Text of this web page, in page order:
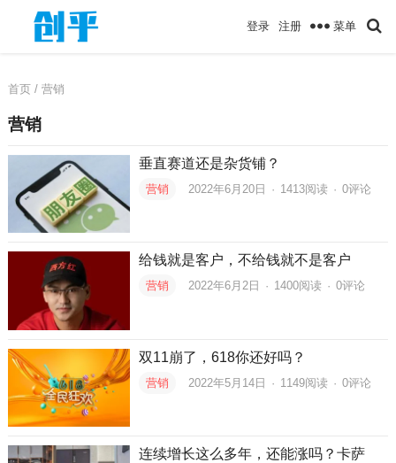
登录 注册 菜单
首页/ 营销
营销
垂直赛道还是杂货铺？
营销 2022年6月20日 · 1413阅读 · 0评论
给钱就是客户，不给钱就不是客户
营销 2022年6月2日 · 1400阅读 · 0评论
双11崩了，618你还好吗？
营销 2022年5月14日 · 1149阅读 · 0评论
连续增长这么多年，还能涨吗？卡萨